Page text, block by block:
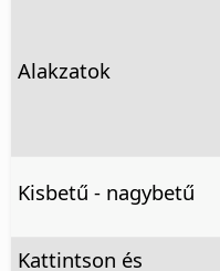
Alakzatok
Kisbetű - nagybetű
Kattintson és